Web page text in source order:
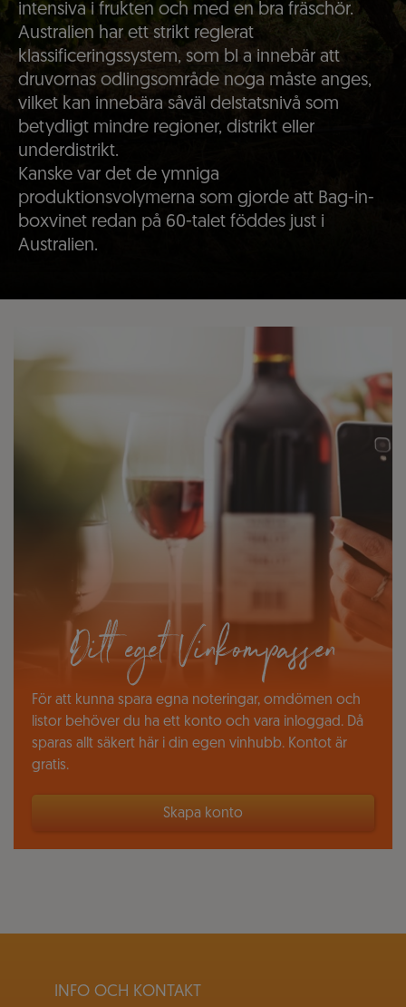
intensiva i frukten och med en bra fräschör.
Australien har ett strikt reglerat
klassificeringssystem, som bl a innebär att
druvornas odlingsområde noga måste anges,
vilket kan innebära såväl delstatsnivå som
betydligt mindre regioner, distrikt eller
underdistrikt.
Kanske var det de ymniga
produktionsvolymerna som gjorde att Bag-in-
boxvinet redan på 60-talet föddes just i
Australien.
Ditt eget Vinkompassen
För att kunna spara egna noteringar, omdömen och
listor behöver du ha ett konto och vara inloggad. Då
sparas allt säkert här i din egen vinhubb. Kontot är
gratis.
Skapa konto
INFO OCH KONTAKT